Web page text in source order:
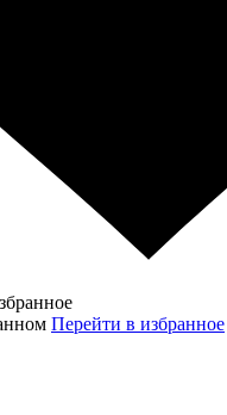
Перейти в избранное